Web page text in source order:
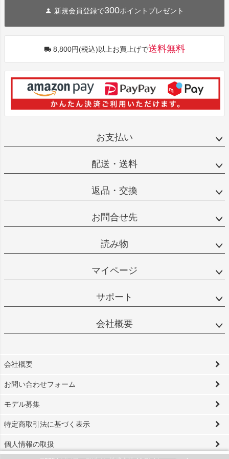
新規会員登録で300ポイントプレゼント
8,800円(税込)以上お買上げで送料無料
お支払い
配送・送料
返品・交換
お問合せ先
読み物
マイページ
サポート
会社概要
会社概要
お問い合わせフォーム
モデル募集
特定商取引法に基づく表示
個人情報の取扱